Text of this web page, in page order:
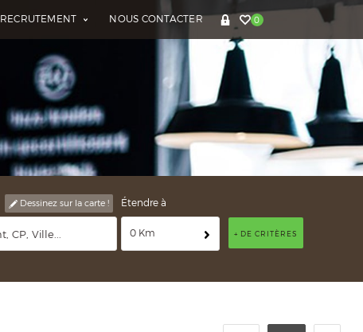
RECRUTEMENT NOUS CONTACTER 0
Dessinez sur la carte ! Étendre à
0 Km + DE CRITÈRES